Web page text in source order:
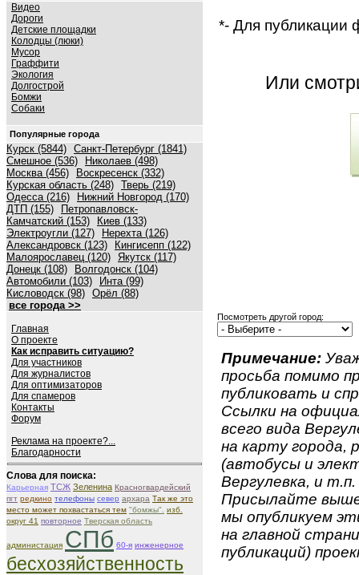
Видео
Дороги
Детские площадки
Колодцы (люки)
Мусор
Граффити
Экология
Долгострой
Бомжи
Собаки
Популярные города
Курск (5844) Санкт-Петербург (1841)
Смешное (536)
Николаев (498)
Москва (456)
Воскресенск (332)
Курская область (248) Тверь (219)
Одесса (216)
Нижний Новгород (170)
ДТП (155)
Петропавловск-
Камчатский (153)
Киев (133)
Электроугли (127)
Нерехта (126)
Александровск (123)
Кингисепп (122)
Малоярославец (120) Якутск (117)
Донецк (108)
Волгодонск (104)
Автомобили (103)
Инта (99)
Кисловодск (98) Орёл (88)
все города >>
Главная
О проекте
Как исправить ситуацию?
Для участников
Для журналистов
Для оптимизаторов
Для спамеров
Контакты
Форум
Реклама на проекте?...
Благодарности
Слова для поиска:
Карьерная ТСЖ Зеленина Красногвардейский
пгт редкино телефоны север архара Так же это
место может похвастаться тем "бомжы".
изб.
округ 41 повторное Тверская область
администация СПб 60-я инженерное
бесхозяйственность
*- Для публикации
Или
Посмотреть другой город:
Примечание:
просьба помимо
публиковать и
Ссылки на
всего вида
на карту города,
(автобусы и
Вергулевка, и т.п.
Присылайте
мы опубликуем
на главной
публикаций)